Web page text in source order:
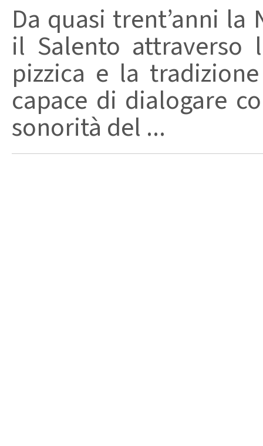
Da quasi trent’anni
il Salento attraverso
pizzica e la
capace di dialogare
sonorità del ...